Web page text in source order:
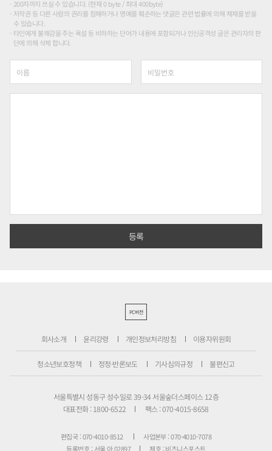
200자까지 쓰실 수 있습니다. (현재 0 byte / 최대 400byte)
저작권 등 다른 사람의 권리를 침해하거나 명예를 훼손하는 댓글은 관련 법률에 의해 제재를 받을
수 있습니다.
타인에게 불쾌감을 주는 욕설 등 비하하는 단어가 내용에 포함되거나 인신공격성 글은 관리자의 판
단에 의해 삭제 합니다.
PC버전
회사소개 윤리강령 개인정보처리방침 이용자위원회
청소년보호정책 정정·반론보도 기사심의규정 불편신고
서울특별시 성동구 성수일로 39-34 서울숲더스페이스 12층
대표전화 : 1800-6522
팩스 : 070-4015-8658
편집국 : 070-4010-8512
사업본부 : 070-4010-7078
등록번호 : 서울 아 02897
제호 : 비즈니스포스트